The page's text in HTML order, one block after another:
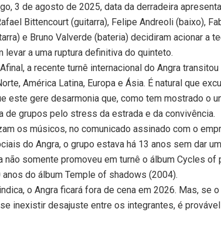
3 de agosto de 2025, data da derradeira
Bittencourt (guitarra), Felipe Andreoli (baixo),
e Bruno Valverde (bateria) decidiram acionar a
levar a uma ruptura definitiva do quinteto.
a recente turnê internacional do Angra
América Latina, Europa e Ásia. É natural que
este gere desarmonia que, como tem mostrado o
de grupos pelo stress da estrada e da convivência.
os músicos, no comunicado assinado com o
do Angra, o grupo estava há 13 anos sem dar
não somente promoveu em turnê o álbum Cycles
do álbum Temple of shadows (2004).
o Angra ficará fora de cena em 2026. Mas, se
inexistir desajuste entre os integrantes, é